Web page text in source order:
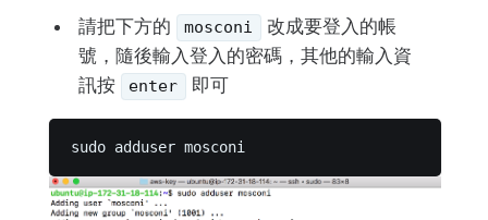
請把下方的
mosconi
改成要登入的帳
號，隨後輸入登入的密碼，其他的輸入資
訊按
enter 即可
sudo adduser mosconi